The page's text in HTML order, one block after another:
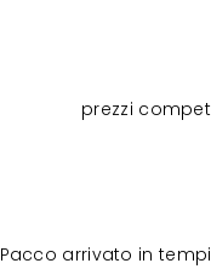
prezzi
Pacco arrivato in